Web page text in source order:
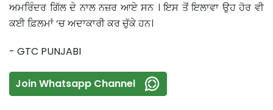
ਅਮਰਿੰਦਰ ਗਿੱਲ ਦੇ ਨਾਲ ਨਜ਼ਰ ਆਏ ਸਨ । ਇਸ ਤੋਂ ਇਲਾਵਾ ਉਹ ਹੋਰ ਵੀ
ਕਈ ਫ਼ਿਲਮਾਂ ‘ਚ ਅਦਾਕਾਰੀ ਕਰ ਚੁੱਕੇ ਹਨ।
- GTC PUNJABI
Join Whatsapp Channel